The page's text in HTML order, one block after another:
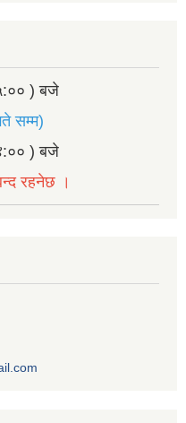
) बजे
सम्म)
) बजे
रहनेछ ।